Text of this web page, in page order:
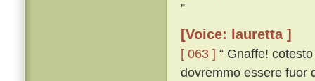
”
[Voice: lauretta ]
[ 063 ] “ Gnaffe!
dovremmo essere fuor